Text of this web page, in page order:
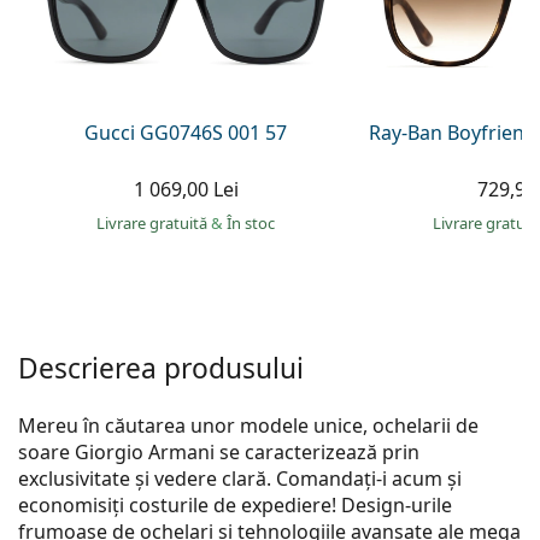
Persol
Prada
Gucci GG0746S 001 57
1 069,00 Lei
Livrare gratuită& În stoc
Ray-Ban
Livrare
Descrierea produsului
Mereu în căutarea unor modele unice, ochelarii de
soare Giorgio Armani se caracterizează prin
exclusivitate și vedere clară. Comandați-i acum și
economisiți costurile de expediere! Design-urile
frumoase de ochelari și tehnologiile avansate ale mega